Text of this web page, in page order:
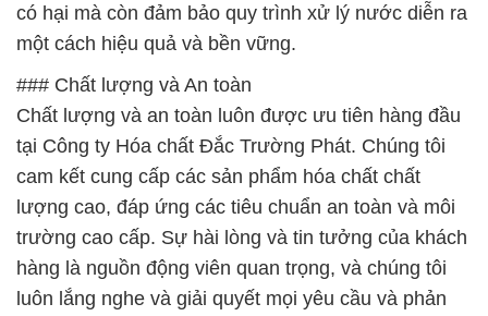
có hại mà còn đảm bảo quy trình xử lý nước diễn ra
một cách hiệu quả và bền vững.
### Chất lượng và An toàn
Chất lượng và an toàn luôn được ưu tiên hàng đầu
tại Công ty Hóa chất Đắc Trường Phát. Chúng tôi
cam kết cung cấp các sản phẩm hóa chất chất
lượng cao, đáp ứng các tiêu chuẩn an toàn và môi
trường cao cấp. Sự hài lòng và tin tưởng của khách
hàng là nguồn động viên quan trọng, và chúng tôi
luôn lắng nghe và giải quyết mọi yêu cầu và phản